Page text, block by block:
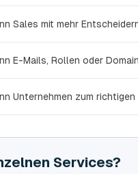
Sales mit mehr
E-Mails, Rollen oder
Unternehmen zum
Services?